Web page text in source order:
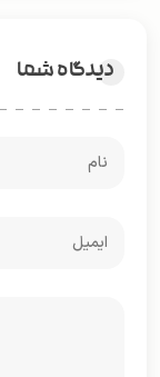
دیدگاه شما